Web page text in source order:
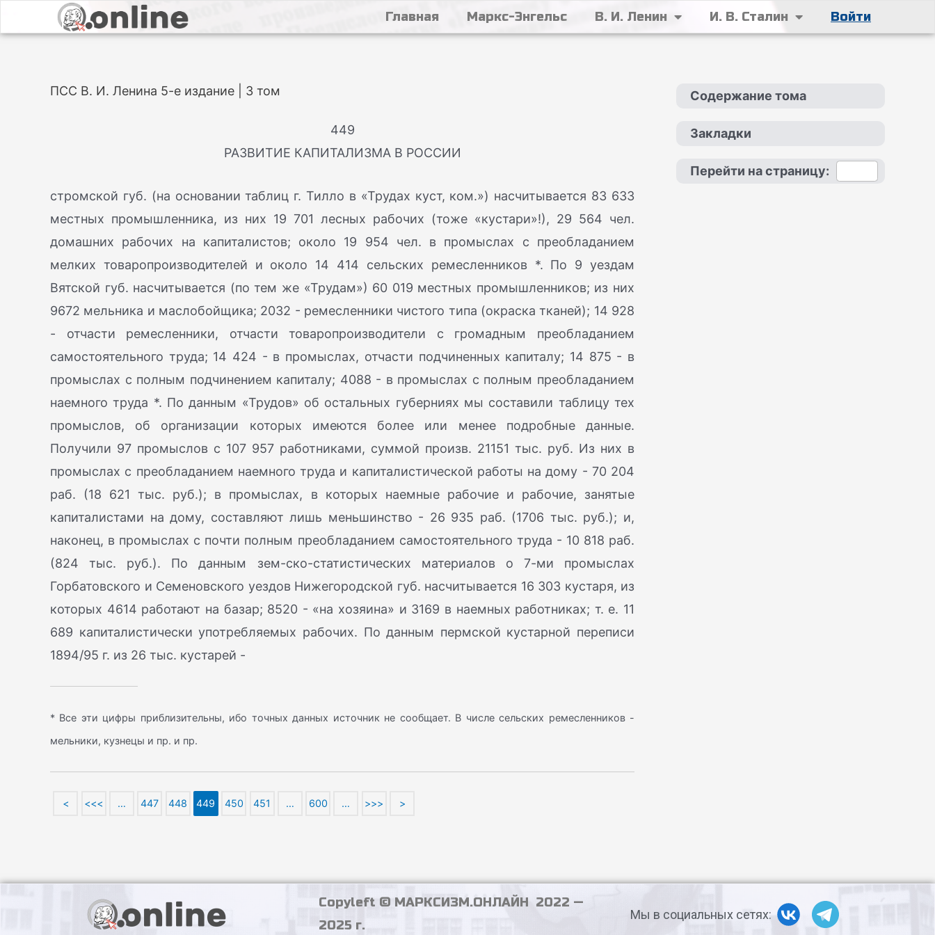
Главная Маркс-Энгельс В. И. Ленин И. В. Сталин Войти
ПСС В. И. Ленина 5-е издание | 3 том
449
РАЗВИТИЕ КАПИТАЛИЗМА В РОССИИ
стромской губ. (на основании таблиц г. Тилло в «Трудах куст, ком.») насчитывается 83 633
местных промышленника, из них 19 701 лесных рабочих (тоже «кустари»!), 29 564 чел.
домашних рабочих на капиталистов; около 19 954 чел. в промыслах с преобладанием
мелких товаропроизводителей и около 14 414 сельских ремесленников *. По 9 уездам
Вятской губ. насчитывается (по тем же «Трудам») 60 019 местных промышленников; из них
9672 мельника и маслобойщика; 2032 - ремесленники чистого типа (окраска тканей); 14 928
- отчасти ремесленники, отчасти товаропроизводители с громадным преобладанием
самостоятельного труда; 14 424 - в промыслах, отчасти подчиненных капиталу; 14 875 - в
промыслах с полным подчинением капиталу; 4088 - в промыслах с полным преобладанием
наемного труда *. По данным «Трудов» об остальных губерниях мы составили таблицу тех
промыслов, об организации которых имеются более или менее подробные данные.
Получили 97 промыслов с 107 957 работниками, суммой произв. 21151 тыс. руб. Из них в
промыслах с преобладанием наемного труда и капиталистической работы на дому - 70 204
раб. (18 621 тыс. руб.); в промыслах, в которых наемные рабочие и рабочие, занятые
капиталистами на дому, составляют лишь меньшинство - 26 935 раб. (1706 тыс. руб.); и,
наконец, в промыслах с почти полным преобладанием самостоятельного труда - 10 818 раб.
(824 тыс. руб.). По данным зем-ско-статистических материалов о 7-ми промыслах
Горбатовского и Семеновского уездов Нижегородской губ. насчитывается 16 303 кустаря, из
которых 4614 работают на базар; 8520 - «на хозяина» и 3169 в наемных работниках; т. е. 11
689 капиталистически употребляемых рабочих. По данным пермской кустарной переписи
1894/95 г. из 26 тыс. кустарей -
* Все эти цифры приблизительны, ибо точных данных источник не сообщает. В числе сельских ремесленников -
мельники, кузнецы и пр. и пр.
< <<< … 447 448 449 450 451 … 600 … >>> >
Содержание тома
Закладки
Перейти на страницу:
Copyleft © МАРКСИЗМ.ОНЛАЙН 2022 —
2025 г.
Мы в социальных сетях: